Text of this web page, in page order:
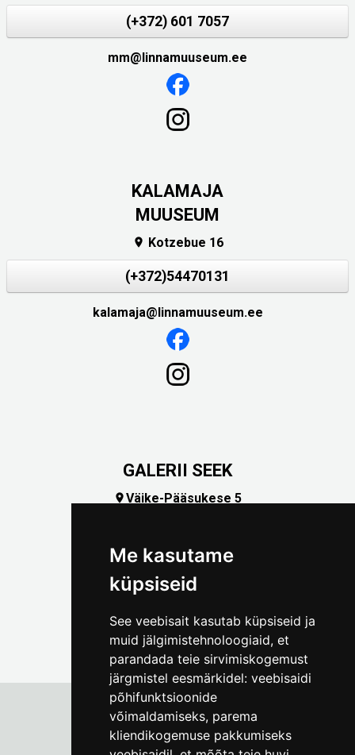
Me kasutame
küpsiseid
See veebisait kasutab küpsiseid ja
muid jälgimistehnoloogiaid, et
parandada teie sirvimiskogemust
järgmistel eesmärkidel: veebisaidi
põhifunktsioonide
võimaldamiseks, parema
kliendikogemuse pakkumiseks
(+372) 601 7057
mm@linnamuuseum.ee
KALAMAJA
MUUSEUM
 Kotzebue 16
(+372)54470131
kalamaja@linnamuuseum.ee
GALERII SEEK
Väike-Pääsukese 5
Tallinna Linnamuuseum